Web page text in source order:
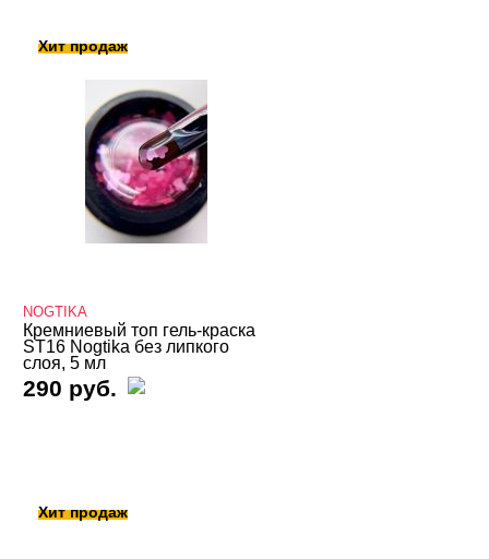
Хит продаж
NOGTIKA
Кремниевый топ гель-краска
ST16 Nogtika без липкого
слоя, 5 мл
290 руб.
Хит продаж